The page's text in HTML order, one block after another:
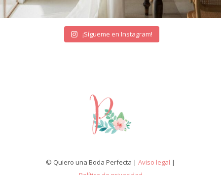
¡Sígueme en Instagram!
© Quiero una Boda Perfecta | Aviso legal |